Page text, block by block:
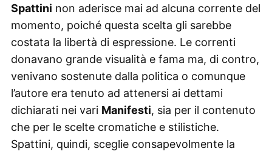
Spattini non aderisce mai ad alcuna corrente del
momento, poiché questa scelta gli sarebbe
costata la libertà di espressione. Le correnti
donavano grande visualità e fama ma, di contro,
venivano sostenute dalla politica o comunque
l’autore era tenuto ad attenersi ai dettami
dichiarati nei vari Manifesti, sia per il contenuto
che per le scelte cromatiche e stilistiche.
Spattini, quindi, sceglie consapevolmente la